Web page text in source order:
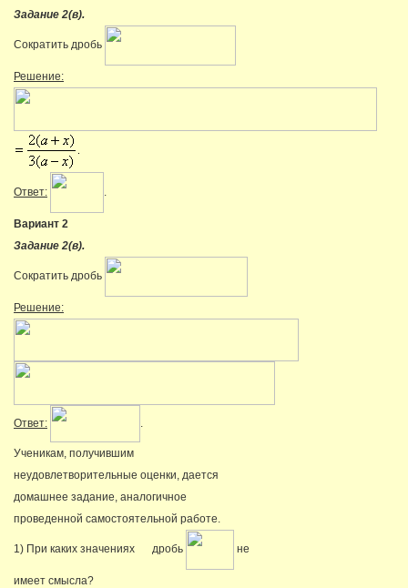
Задание 2(в).
Сократить дробь
Решение:
Ответ:
Вариант 2
Задание 2(в).
Сократить дробь
Решение:
Ответ:
Ученикам, получившим
неудовлетворительные оценки, дается
домашнее задание, аналогичное
проведенной самостоятельной работе.
1) При каких значениях дробь не
имеет смысла?